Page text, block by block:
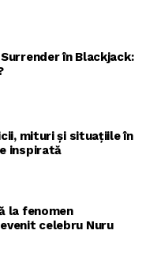
în Blackjack:
mituri și situațiile în
inspirată
la fenomen
celebru Nuru